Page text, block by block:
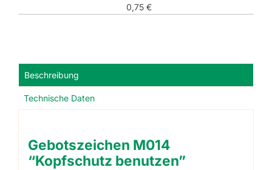
0,75 €
Beschreibung
Technische Daten
Gebotszeichen M014
“Kopfschutz benutzen”